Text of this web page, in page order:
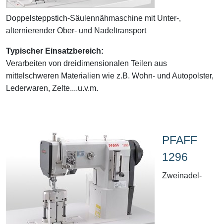
Doppelsteppstich-Säulennähmaschine mit Unter-,
alternierender Ober- und Nadeltransport
Typischer Einsatzbereich:
Verarbeiten von dreidimensionalen Teilen aus
mittelschweren Materialien wie z.B. Wohn- und Autopolster,
Lederwaren, Zelte....u.v.m.
PFAFF
1296
Zweinadel-